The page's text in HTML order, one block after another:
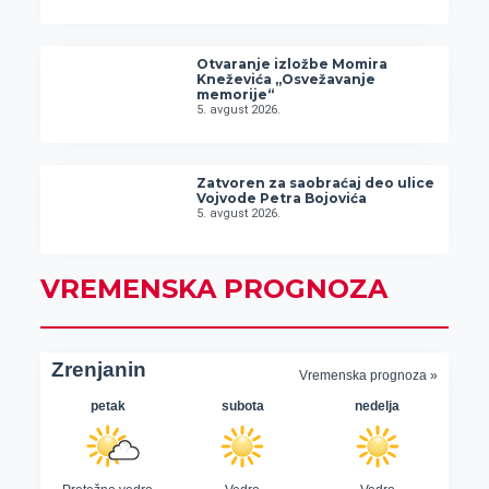
Otvaranje izložbe Momira
Kneževića „Osvežavanje
memorije“
5. avgust 2026.
Zatvoren za saobraćaj deo ulice
Vojvode Petra Bojovića
5. avgust 2026.
VREMENSKA PROGNOZA